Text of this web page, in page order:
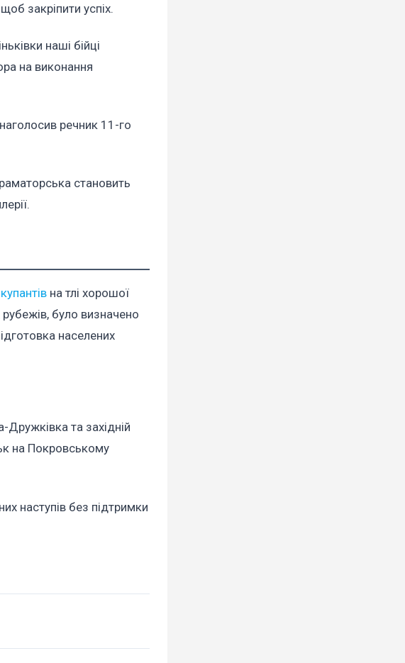
закріпити успіх.
наші бійці
на виконання
речник 11-го
становить
на тлі хорошої
було визначено
населених
та західній
на Покровському
наступів без підтримки